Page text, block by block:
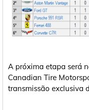
A próxima etapa será
Canadian Tire
transmissão exclusiva